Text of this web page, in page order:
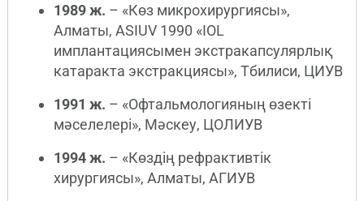
1989 ж. – «Көз микрохирургиясы»,
Алматы, ASIUV 1990 «IOL
имплантациясымен экстракапсулярлық
катаракта экстракциясы», Тбилиси, ЦИУВ
1991 ж. – «Офтальмологияның өзекті
мәселелері», Мәскеу, ЦОЛИУВ
1994 ж. – «Көздің рефрактивтік
хирургиясы», Алматы, АГИУВ